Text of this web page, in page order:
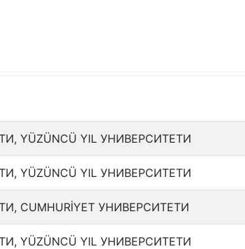
YÜZÜNCÜ YIL УНИВЕРСИТЕТИ
YÜZÜNCÜ YIL УНИВЕРСИТЕТИ
CUMHURİYET УНИВЕРСИТЕТИ
YÜZÜNCÜ YIL УНИВЕРСИТЕТИ